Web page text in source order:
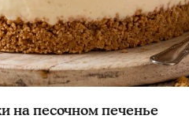
на песочном печенье